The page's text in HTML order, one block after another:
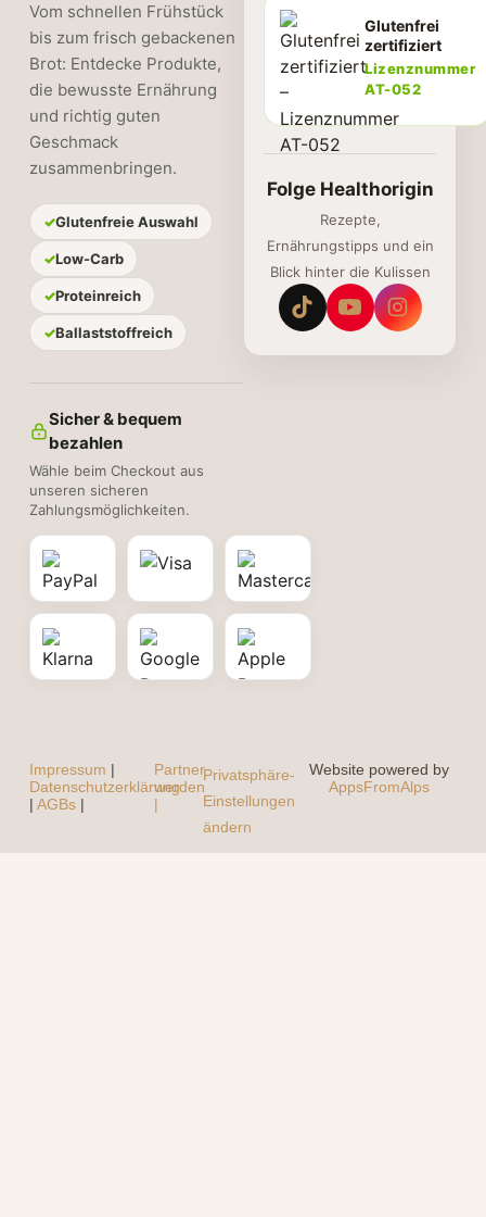
Vom schnellen Frühstück
bis zum frisch gebackenen
Brot: Entdecke Produkte,
die bewusste Ernährung
und richtig guten
Geschmack
zusammenbringen.
Glutenfreie Auswahl
Low-Carb
Proteinreich
Ballaststoffreich
Sicher & bequem
bezahlen
Wähle beim Checkout aus
unseren sicheren
Zahlungsmöglichkeiten.
Glutenfrei
zertifiziert
Lizenznummer
AT-052
Folge Healthorigin
Rezepte,
Ernährungstipps und ein
Blick hinter die Kulissen
Impressum |
Datenschutzerklärung
| AGBs|
Partner
werden
|
Privatsphäre-
Einstellungen
ändern
Website powered by
AppsFromAlps